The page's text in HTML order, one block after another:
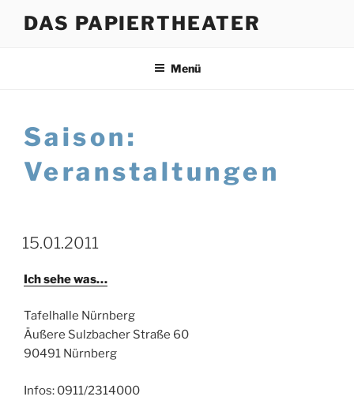
InhaltDAS PAPIERTHEATER
Menü
Saison:
Veranstaltungen
15.01.2011
Ich sehe was…
Tafelhalle Nürnberg
Äußere Sulzbacher Straße 60
90491 Nürnberg
Infos: 0911/2314000